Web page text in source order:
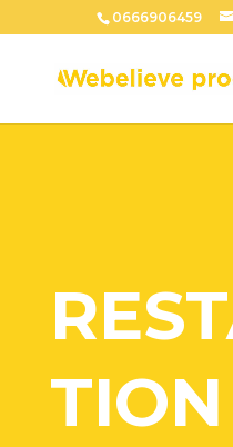
0666906459
TION